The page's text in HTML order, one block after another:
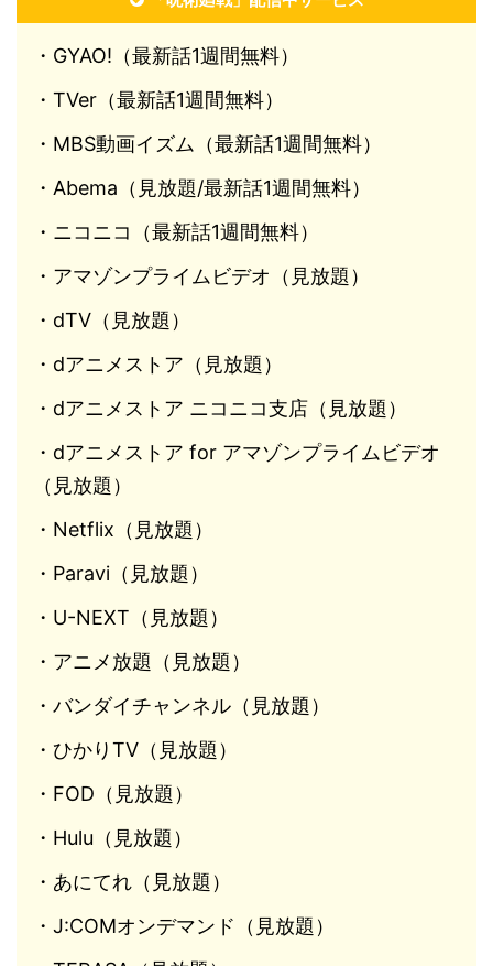
・GYAO!（最新話1週間無料）
・TVer（最新話1週間無料）
・MBS動画イズム（最新話1週間無料）
・Abema（見放題/最新話1週間無料）
・ニコニコ（最新話1週間無料）
・アマゾンプライムビデオ（見放題）
・dTV（見放題）
・dアニメストア（見放題）
・dアニメストア ニコニコ支店（見放題）
・dアニメストア for アマゾンプライムビデオ
（見放題）
・Netflix（見放題）
・Paravi（見放題）
・U-NEXT（見放題）
・アニメ放題（見放題）
・バンダイチャンネル（見放題）
・ひかりTV（見放題）
・FOD（見放題）
・Hulu（見放題）
・あにてれ（見放題）
・J:COMオンデマンド（見放題）